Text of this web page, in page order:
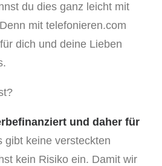
du dies ganz leicht mit
mit telefonieren.com
dich und deine Lieben
und daher für
gibt keine versteckten
kein Risiko ein. Damit wir